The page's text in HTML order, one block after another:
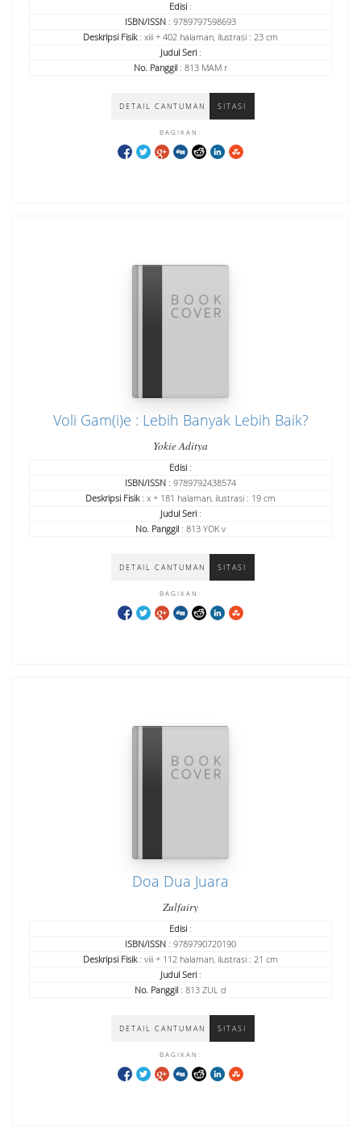
Edisi :
ISBN/ISSN : 9789797598693
Deskripsi Fisik: xiii + 402 halaman, ilustrasi : 23 cm
Judul Seri:
No. Panggil : 813 MAM r
DETAIL CANTUMAN SITASI
BAGIKAN:
Voli Gam(i)e : Lebih Banyak Lebih Baik?
Yokie Aditya
Edisi :
ISBN/ISSN : 9789792438574
Deskripsi Fisik: x + 181 halaman, ilustrasi : 19 cm
Judul Seri:
No. Panggil : 813 YOK v
DETAIL CANTUMAN SITASI
BAGIKAN:
Doa Dua Juara
Zulfairy
Edisi :
ISBN/ISSN : 9789790720190
Deskripsi Fisik: viii + 112 halaman, ilustrasi : 21 cm
Judul Seri:
No. Panggil : 813 ZUL d
DETAIL CANTUMAN SITASI
BAGIKAN: